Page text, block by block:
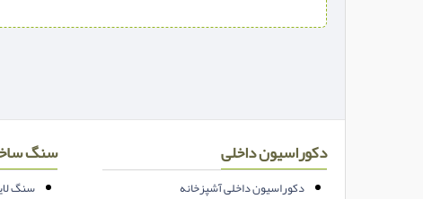
دکوراسیون داخلی
دکوراسیون داخلی آشپزخانه
سنگ
سنگ